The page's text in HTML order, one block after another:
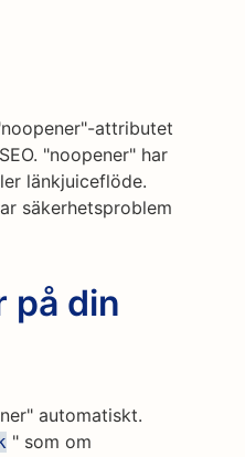
attributet
"noopener" har
länkjuiceflöde.
säkerhetsproblem
på din
automatiskt.
" som om